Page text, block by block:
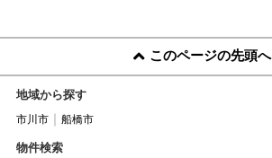
このページの先頭へ
地域から探す
市川市 船橋市
物件検索